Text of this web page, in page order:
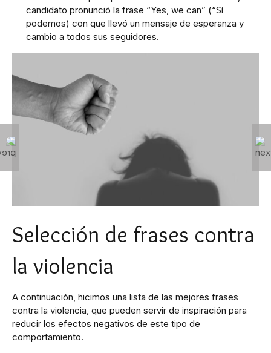
candidato pronunció la frase “Yes, we can” (“Sí
podemos) con que llevó un mensaje de esperanza y
cambio a todos sus seguidores.
Selección de frases contra
la violencia
A continuación, hicimos una lista de las mejores frases
contra la violencia, que pueden servir de inspiración para
reducir los efectos negativos de este tipo de
comportamiento.